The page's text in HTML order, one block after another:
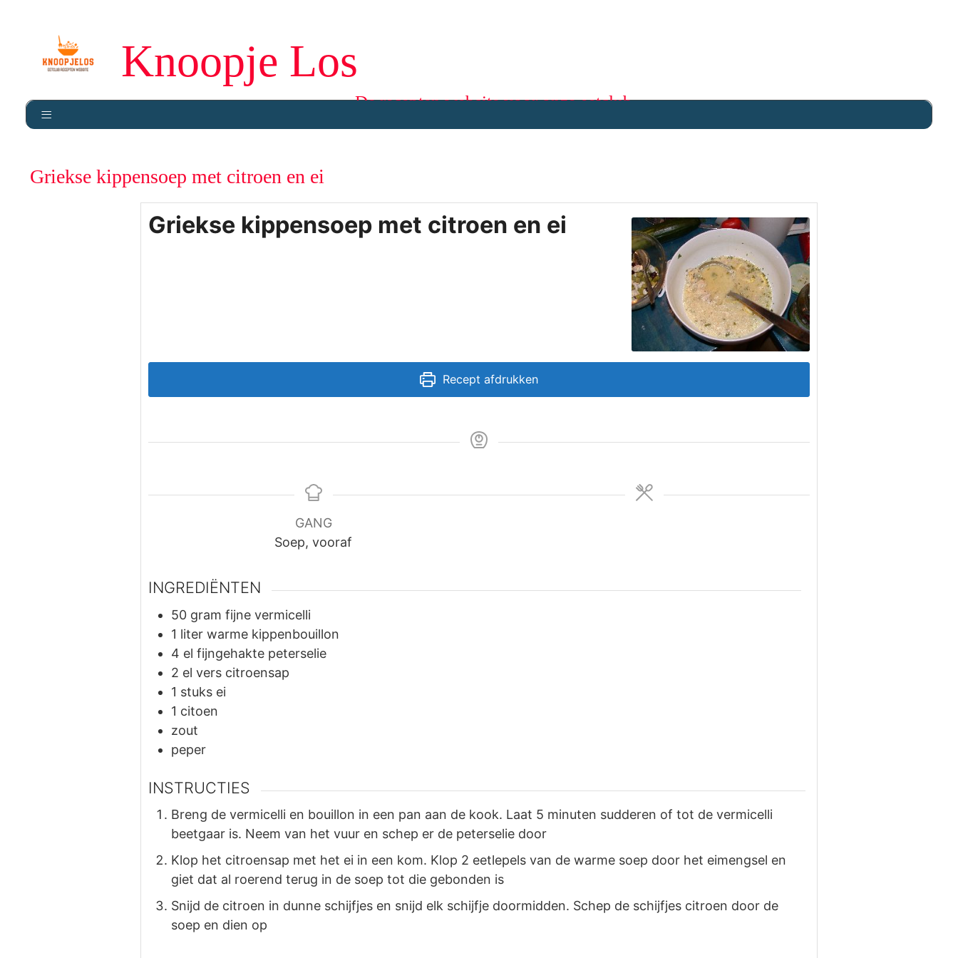
Knoopje Los
De recepten website voor onze eetclub
Griekse kippensoep met citroen en ei
Griekse kippensoep met citroen en ei
Recept afdrukken
GANG
Soep, vooraf
INGREDIËNTEN
50 gram fijne vermicelli
1 liter warme kippenbouillon
4 el fijngehakte peterselie
2 el vers citroensap
1 stuks ei
1 citoen
zout
peper
INSTRUCTIES
Breng de vermicelli en bouillon in een pan aan de kook. Laat 5 minuten sudderen of tot de vermicelli
beetgaar is. Neem van het vuur en schep er de peterselie door
Klop het citroensap met het ei in een kom. Klop 2 eetlepels van de warme soep door het eimengsel en
giet dat al roerend terug in de soep tot die gebonden is
Snijd de citroen in dunne schijfjes en snijd elk schijfje doormidden. Schep de schijfjes citroen door de
soep en dien op